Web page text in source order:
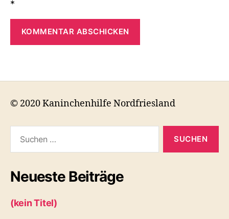
*
© 2020 Kaninchenhilfe Nordfriesland
nach:
Neueste Beiträge
(kein Titel)